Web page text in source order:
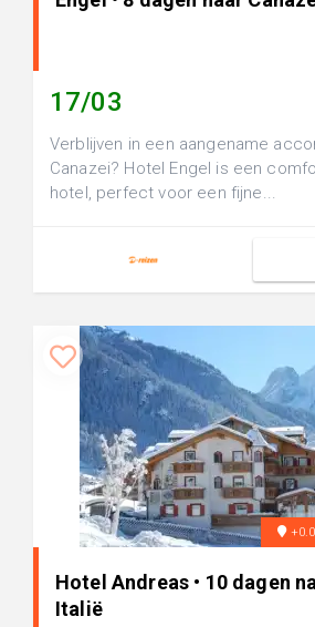
17/03
Verblijven in een aangename
Canazei? Hotel Engel is een
hotel, perfect voor een fijne...
Hotel Andreas • 10 dagen
Italië